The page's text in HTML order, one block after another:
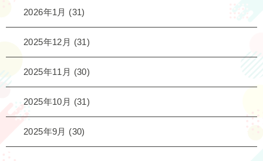
2026年1月 (31)
2025年12月 (31)
2025年11月 (30)
2025年10月 (31)
2025年9月 (30)